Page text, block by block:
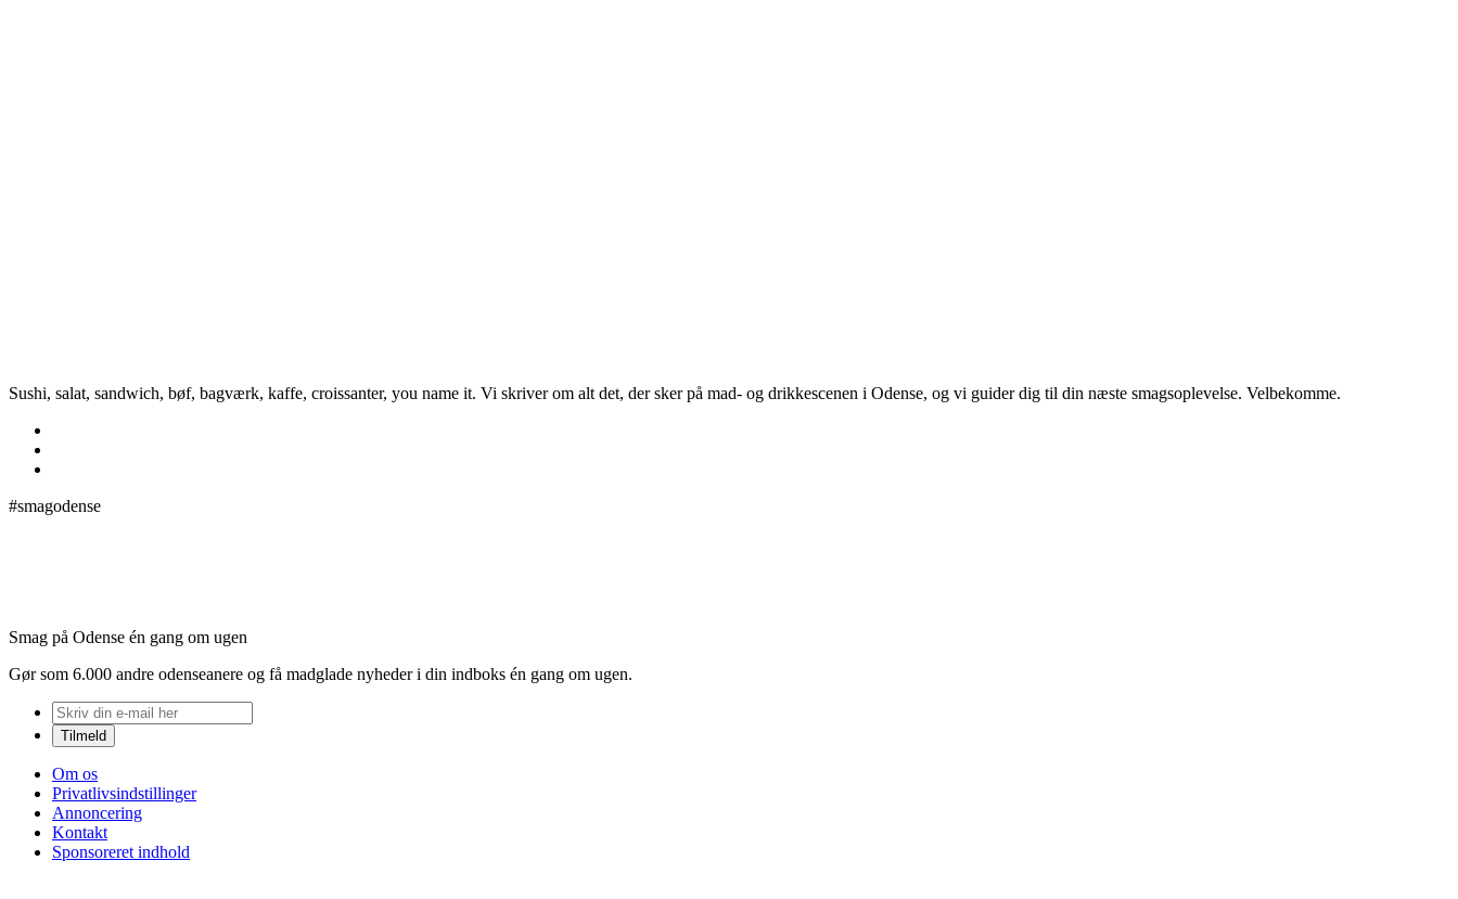
Sushi, salat, sandwich, bøf, bagværk, kaffe, croissanter, you name it. Vi skriver om alt det, der sker på mad- og drikkescenen i Odense, og vi guider dig til din næste smagsoplevelse. Velbekomme.
#smagodense
Smag på Odense én gang om ugen
Gør som 6.000 andre odenseanere og få madglade nyheder i din indboks én gang om ugen.
Om os
Privatlivsindstillinger
Annoncering
Kontakt
Sponsoreret indhold